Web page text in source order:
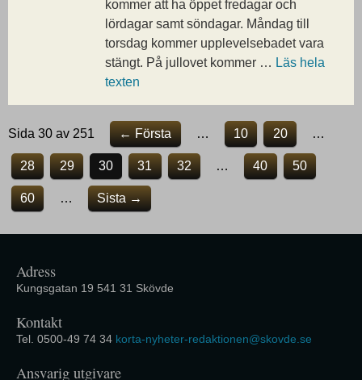
kommer att ha öppet fredagar och
lördagar samt söndagar. Måndag till
torsdag kommer upplevelsebadet vara
stängt. På jullovet kommer … Läs hela
texten
Sida 30 av 251 ← Första … 10 20 …
28 29 30 31 32 … 40 50
60 … Sista →
Adress
Kungsgatan 19 541 31 Skövde
Kontakt
Tel. 0500-49 74 34 korta-nyheter-redaktionen@skovde.se
Ansvarig utgivare